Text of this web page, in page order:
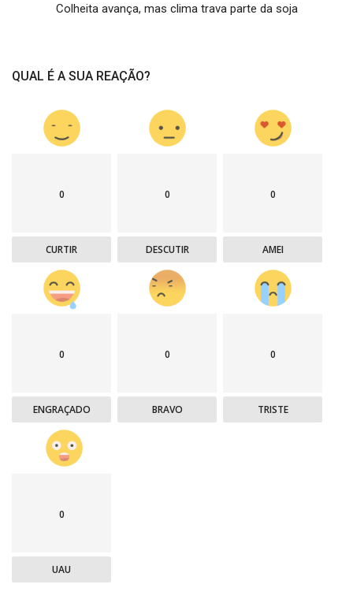
Colheita avança, mas clima trava parte da soja
QUAL É A SUA REAÇÃO?
0
CURTIR
0
DESCUTIR
0
AMEI
0
ENGRAÇADO
0
BRAVO
0
TRISTE
0
UAU